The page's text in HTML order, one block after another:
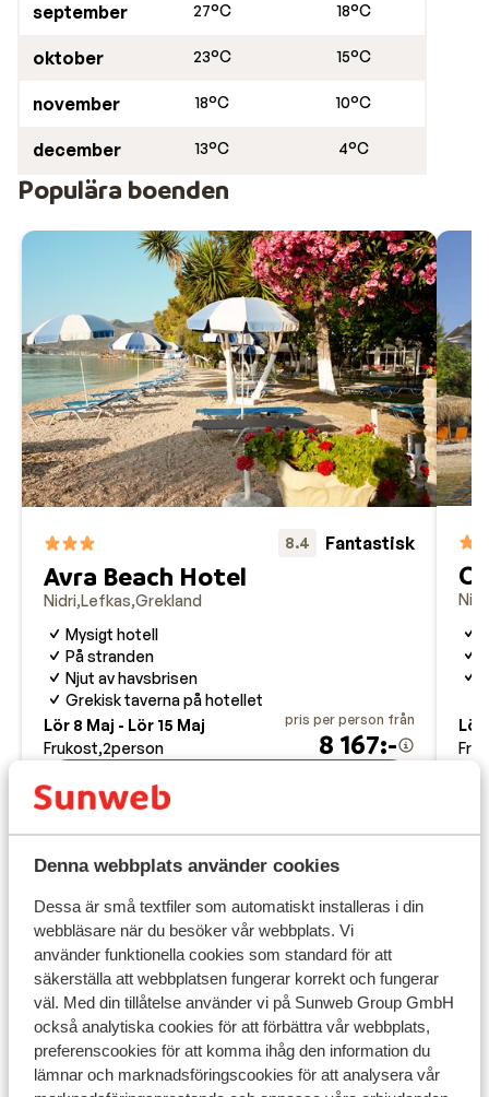
Denna webbplats använder cookies
Dessa är små textfiler som automatiskt installeras i din
webbläsare när du besöker vår webbplats. Vi
använder funktionella cookies som standard för att
säkerställa att webbplatsen fungerar korrekt och fungerar
väl. Med din tillåtelse använder vi på Sunweb Group GmbH
också analytiska cookies för att förbättra vår webbplats,
preferenscookies för att komma ihåg den information du
lämnar och marknadsföringscookies för att analysera vår
september 27°C 18°C
oktober 23°C 15°C
november 18°C 10°C
december 13°C 4°C
Populära boenden
8.4 Fantastisk
Avra Beach Hotel
Nidri Lefkas Grekland
Mysigt hotell
På stranden
Njut av havsbrisen
Grekisk taverna på hotellet
Lör 8 Maj - Lör 15 Maj
Frukost 2person
pris per person från
8 167:-
Lör
Praktisk information
Huvudstad:
Huvudstad är Aten.
Tidsskillnad:
Grekland är 1 timme före Sverige.